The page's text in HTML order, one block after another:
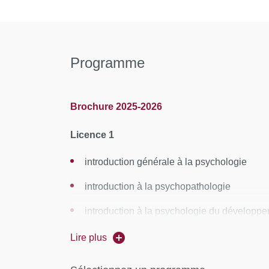
Programme
Brochure 2025-2026
Licence 1
introduction générale à la psychologie
introduction à la psychopathologie
introduction à la psychologie du
introduction à la psychologie cognitive et à
Lire plus